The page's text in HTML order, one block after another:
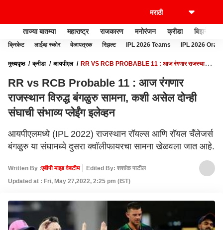
ताज्या बातम्या महाराष्ट्र राजकारण मनोरंजन क्रीडा बिझनेस
क्रिकेट लाईव्ह स्कोर वेळापत्रक रिझल्ट IPL 2026 Teams IPL 2026
मुख्यपृष्ठ क्रीडा आयपीएल
RR VS RCB PROBABLE 11 : आज रंगणार राजस्थान
RR vs RCB Probable 11 : आज रंगणार
राजस्थान विरुद्ध बंगळुरु सामना, कशी असेल दोन्ही
संघाची संभाव्य प्लेईंग इलेव्हन
आयपीएलमध्ये (IPL 2022) राजस्थान रॉयल्स आणि रॉयल चँलेजर्स
बंगळुरु या संघामध्ये दुसरा क्वॉलीफायरचा सामना खेळवला जात आहे.
Written By :एबीपी माझा वेबटीम
Edited By: शशांक पाटील
Updated at : Fri, May 27,2022, 2:25 pm (IST)